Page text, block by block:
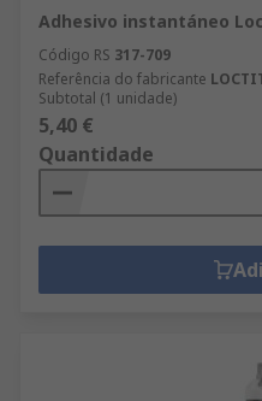
Adhesivo instantáneo
Código RS 317-709
Referência do fabricante
Subtotal (1 unidade)
5,40 €
Quantidade